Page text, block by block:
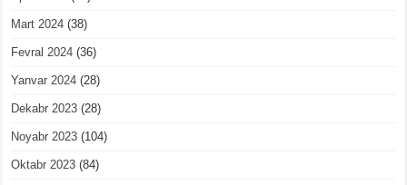
Mart 2024 (38)
Fevral 2024 (36)
Yanvar 2024 (28)
Dekabr 2023 (28)
Noyabr 2023 (104)
Oktabr 2023 (84)